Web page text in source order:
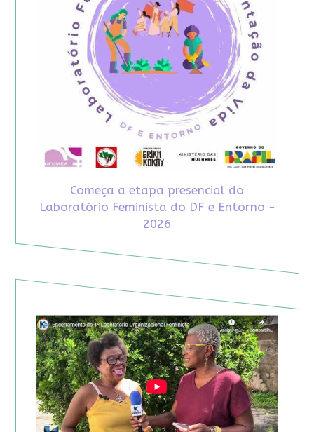
Começa a etapa presencial do
Laboratório Feminista do DF e Entorno -
2026